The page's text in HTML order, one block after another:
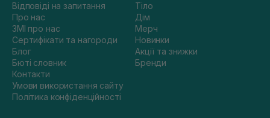
Відповіді на запитання
Про нас
ЗМІ про нас
Сертифікати та нагороди
Блог
Бюті словник
Контакти
Умови використання сайту
Політика конфіденційності
Тіло
Дім
Мерч
Новинки
Акції та знижки
Бренди